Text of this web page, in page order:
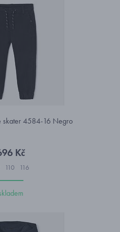
skater 4584-16 Negro
Kč
110 116